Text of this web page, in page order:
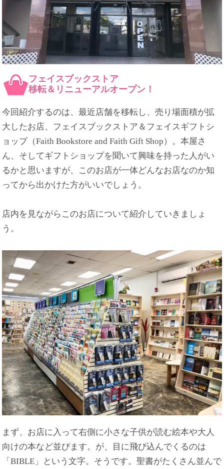
フェイスブックストア
移転＆リニューアルオープン！
今回紹介するのは、最近店舗を移転し、売り場面積が拡
大したお店、フェイスブックストア＆フェイスギフトシ
ョップ（Faith Bookstore and Faith Gift Shop）。本屋さ
ん、そしてギフトショップを聞いて興味を持った人がい
るかと思いますが、このお店が一体どんなお店なのか知
ってから出かけた方がいいでしょう。
店内を見ながらこのお店について紹介していきましょ
う。
まず、お店に入って右側に小さな子供が読む絵本や大人
向けの本など並びます。が、目に飛び込んでくるのは
「BIBLE」という文字。そうです。聖書がたくさん並んで